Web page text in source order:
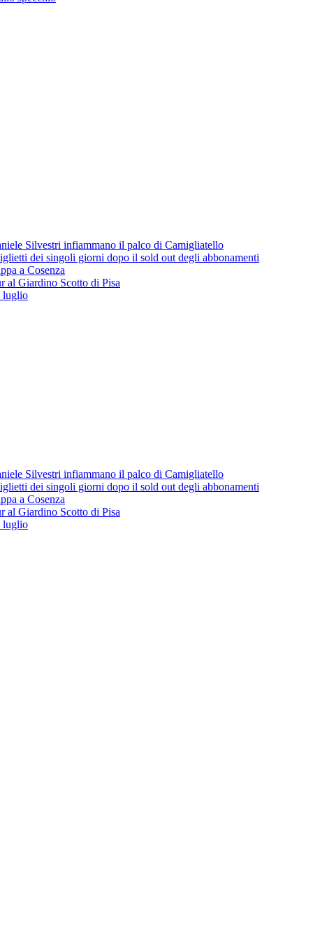
Silvestri infiammano il palco di Camigliatello
dei singoli giorni dopo il sold out degli abbonamenti
a Cosenza
al Giardino Scotto di Pisa
luglio
Silvestri infiammano il palco di Camigliatello
dei singoli giorni dopo il sold out degli abbonamenti
a Cosenza
al Giardino Scotto di Pisa
luglio